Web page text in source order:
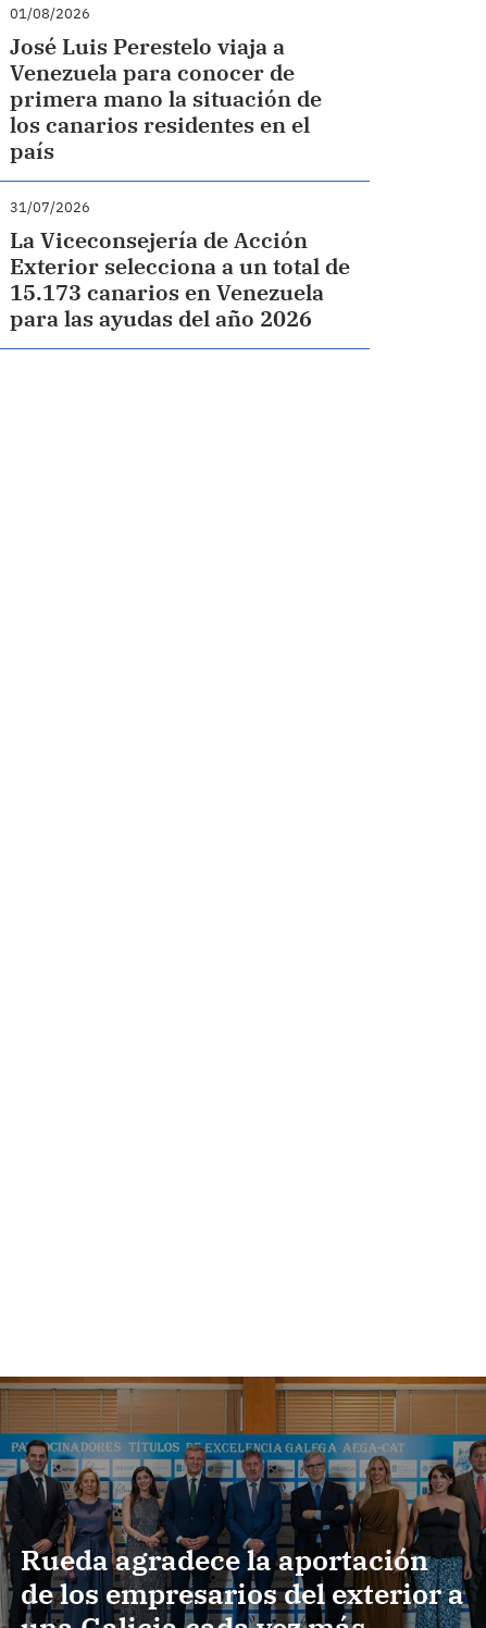
01/08/2026
José Luis Perestelo viaja a
Venezuela para conocer de
primera mano la situación de
los canarios residentes en el
país
31/07/2026
La Viceconsejería de Acción
Exterior selecciona a un total de
15.173 canarios en Venezuela
para las ayudas del año 2026
Rueda agradece la aportación
de los empresarios del exterior a